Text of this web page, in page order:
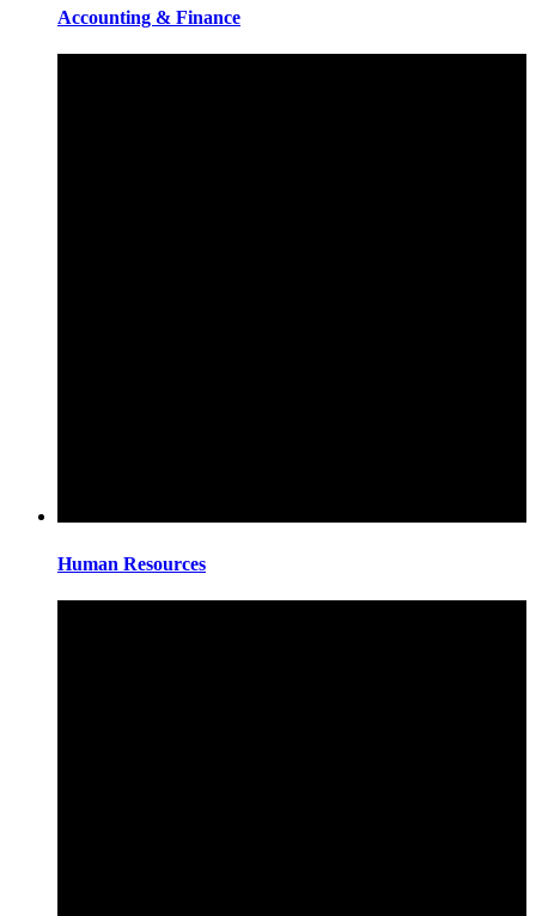
Accounting & Finance
Human Resources